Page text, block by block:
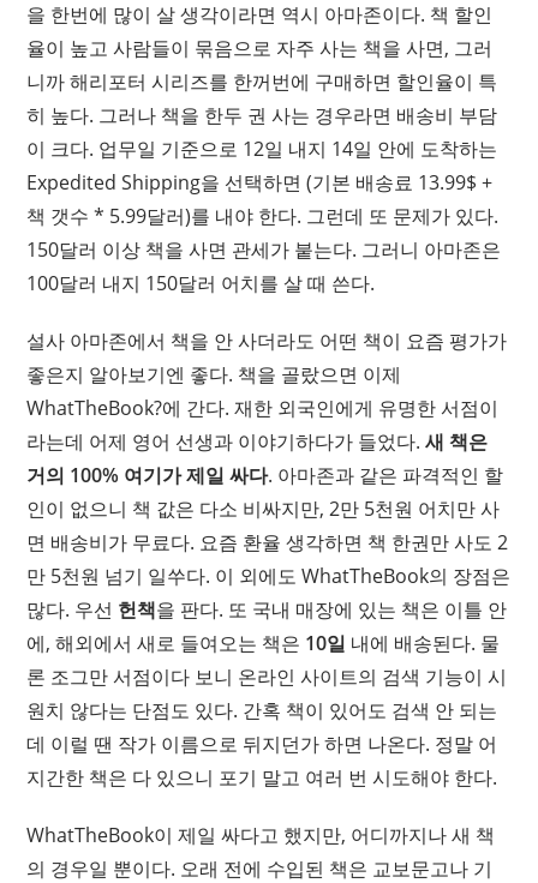
을 한번에 많이 살 생각이라면 역시 아마존이다. 책 할인
율이 높고 사람들이 묶음으로 자주 사는 책을 사면, 그러
니까 해리포터 시리즈를 한꺼번에 구매하면 할인율이 특
히 높다. 그러나 책을 한두 권 사는 경우라면 배송비 부담
이 크다. 업무일 기준으로 12일 내지 14일 안에 도착하는
Expedited Shipping을 선택하면 (기본 배송료 13.99$ +
책 갯수 * 5.99달러)를 내야 한다. 그런데 또 문제가 있다.
150달러 이상 책을 사면 관세가 붙는다. 그러니 아마존은
100달러 내지 150달러 어치를 살 때 쓴다.
설사 아마존에서 책을 안 사더라도 어떤 책이 요즘 평가가
좋은지 알아보기엔 좋다. 책을 골랐으면 이제
WhatTheBook?에 간다. 재한 외국인에게 유명한 서점이
라는데 어제 영어 선생과 이야기하다가 들었다.새 책은
거의 100% 여기가 제일 싸다. 아마존과 같은 파격적인 할
인이 없으니 책 값은 다소 비싸지만, 2만 5천원 어치만 사
면 배송비가 무료다. 요즘 환율 생각하면 책 한권만 사도 2
만 5천원 넘기 일쑤다. 이 외에도 WhatTheBook의 장점은
많다. 우선 헌책을 판다. 또 국내 매장에 있는 책은 이틀 안
에, 해외에서 새로 들여오는 책은 10일 내에 배송된다. 물
론 조그만 서점이다 보니 온라인 사이트의 검색 기능이 시
원치 않다는 단점도 있다. 간혹 책이 있어도 검색 안 되는
데 이럴 땐 작가 이름으로 뒤지던가 하면 나온다. 정말 어
지간한 책은 다 있으니 포기 말고 여러 번 시도해야 한다.
WhatTheBook이 제일 싸다고 했지만, 어디까지나 새 책
의 경우일 뿐이다. 오래 전에 수입된 책은 교보문고나 기